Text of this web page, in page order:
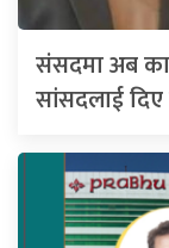
संसदमा अब
सांसदलाई दिए